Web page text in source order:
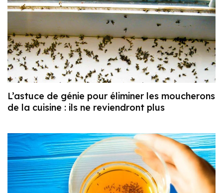
L’astuce de génie pour éliminer les moucherons
de la cuisine : ils ne reviendront plus